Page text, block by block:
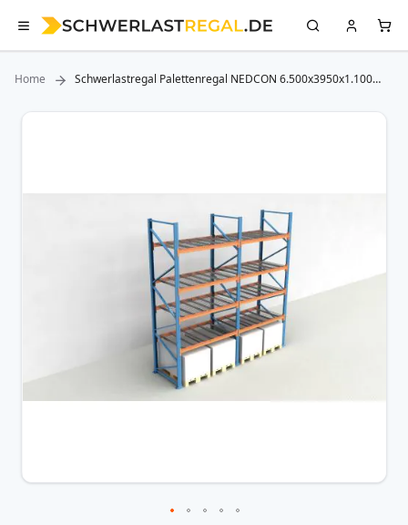
Home
Schwerlastregal Palettenregal NEDCON 6.500x3950x1.100
Zum